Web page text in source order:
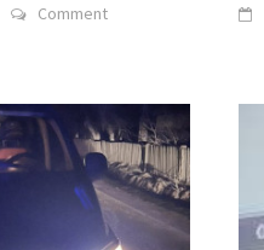
Comment